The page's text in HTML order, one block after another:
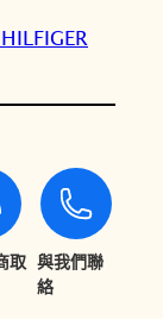
N
$
,
3
1
取 與我們聯
絡